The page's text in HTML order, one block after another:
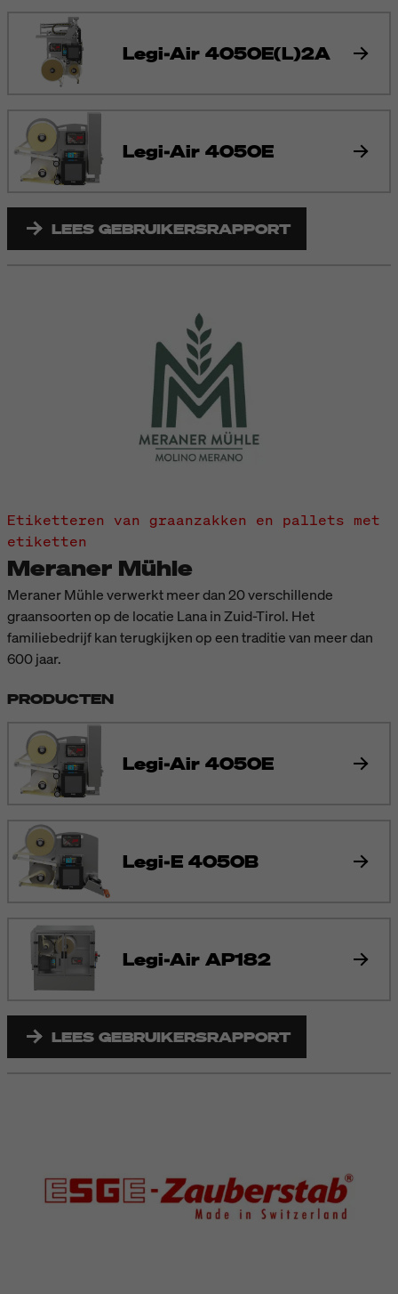
Legi-Air 4050E(L)2A
Legi-Air 4050E
LEES GEBRUIKERSRAPPORT
Etiketteren van graanzakken en pallets met
etiketten
Meraner Mühle
Meraner Mühle verwerkt meer dan 20 verschillende
graansoorten op de locatie Lana in Zuid-Tirol. Het
familiebedrijf kan terugkijken op een traditie van meer dan
600 jaar.
PRODUCTEN
Legi-Air 4050E
Legi-E 4050B
Legi-Air AP182
LEES GEBRUIKERSRAPPORT